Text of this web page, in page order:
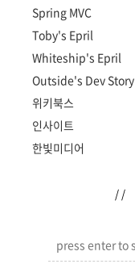
Spring MVC
Toby's Epril
Whiteship's Epril
Outside's Dev Story
위키북스
인사이트
한빛미디어
/ /